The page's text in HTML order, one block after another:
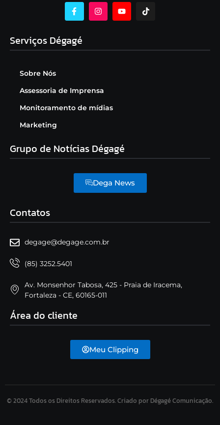
Serviços Dégagé
Sobre Nós
Assessoria de Imprensa
Monitoramento de mídias
Marketing
Grupo de Notícias Dégagé
Dega News
Contatos
degage@degage.com.br
(85) 3252.5401
Av. Monsenhor Tabosa, 425 - Praia de Iracema,
Fortaleza - CE, 60165-011
Área do cliente
Meu Clipping
© 2024 Todos os Direitos Reservados. Criado por Dégagé Comunicação.